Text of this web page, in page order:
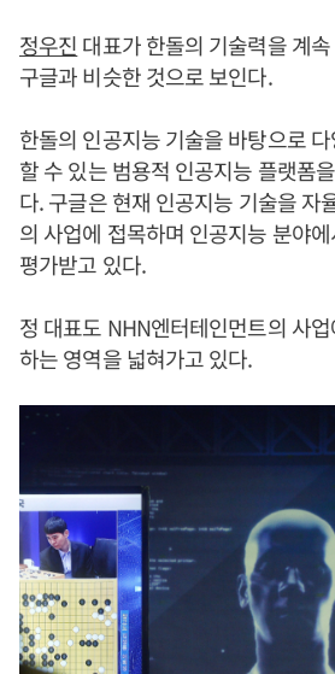
정우진 대표가 한돌의 기술력을 계
구글과 비슷한 것으로 보인다.
한돌의 인공지능 기술을 바탕으로
할 수 있는 범용적 인공지능 플랫폼
다. 구글은 현재 인공지능 기술을 자
의 사업에 접목하며 인공지능 분야
평가받고 있다.
정 대표도 NHN엔터테인먼트의 사
하는 영역을 넓혀가고 있다.